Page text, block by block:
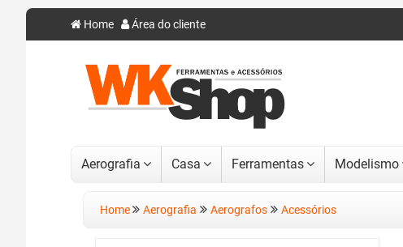
Home Área do cliente
Aerografia Casa Ferramentas Modelismo
Home Aerografia Aerografos Acessórios